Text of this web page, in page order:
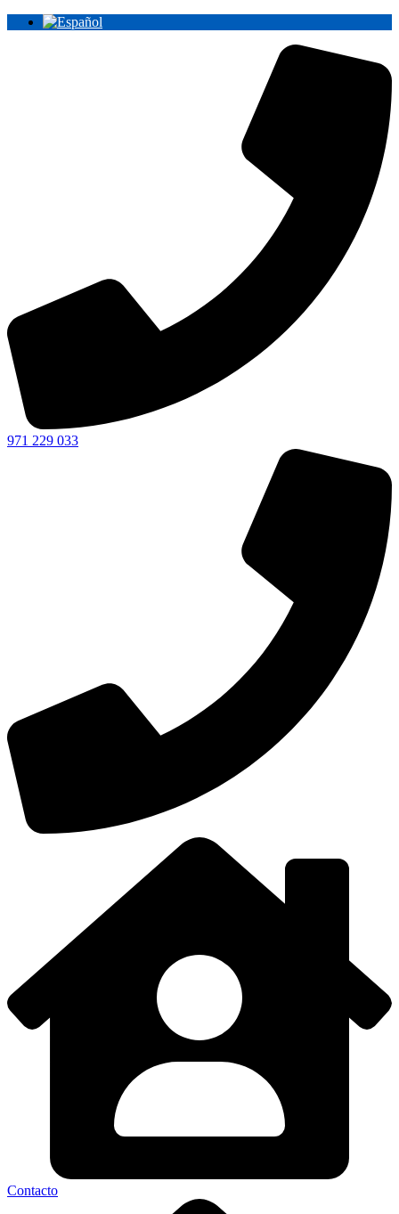
971 229 033
Contacto